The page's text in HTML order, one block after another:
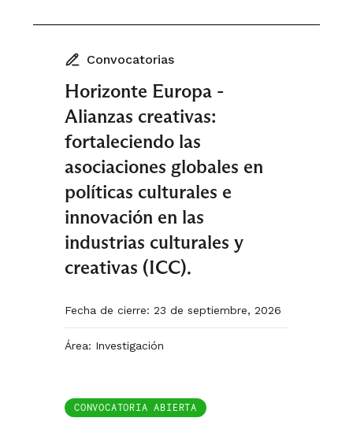
Convocatorias
Horizonte Europa -
Alianzas creativas:
fortaleciendo las
asociaciones globales en
políticas culturales e
innovación en las
industrias culturales y
creativas (ICC).
Fecha de cierre: 23 de septiembre, 2026
Área: Investigación
CONVOCATORIA ABIERTA